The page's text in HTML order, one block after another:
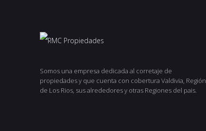
Somos una empresa dedicada al corretaje de
propiedades y que cuenta con cobertura Valdivia, Región
de Los Rios, sus alrededores y otras Regiones del pais.